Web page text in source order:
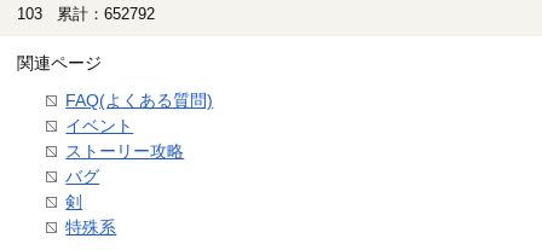
103 累計：652792
関連ページ
FAQ(よくある質問)
イベント
ストーリー攻略
バグ
剣
特殊系